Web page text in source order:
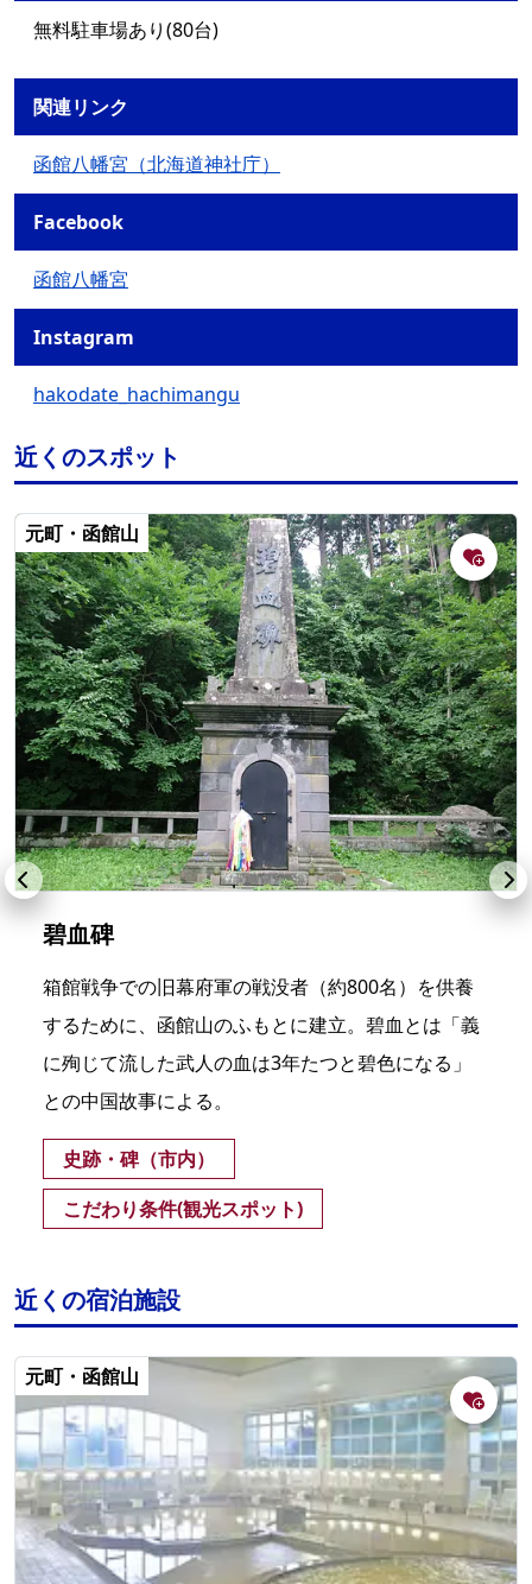
無料駐車場あり(80台)
関連リンク
函館八幡宮（北海道神社庁）
Facebook
函館八幡宮
Instagram
hakodate_hachimangu
近くのスポット
元町・函館山
碧血碑
箱館戦争での旧幕府軍の戦没者（約800名）を供養
するために、函館山のふもとに建立。碧血とは「義
に殉じて流した武人の血は3年たつと碧色になる」
との中国故事による。
史跡・碑（市内）
こだわり条件(観光スポット)
近くの宿泊施設
元町・函館山